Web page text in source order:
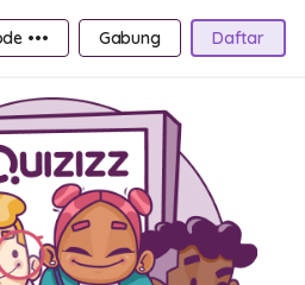
••• Gabung Daftar